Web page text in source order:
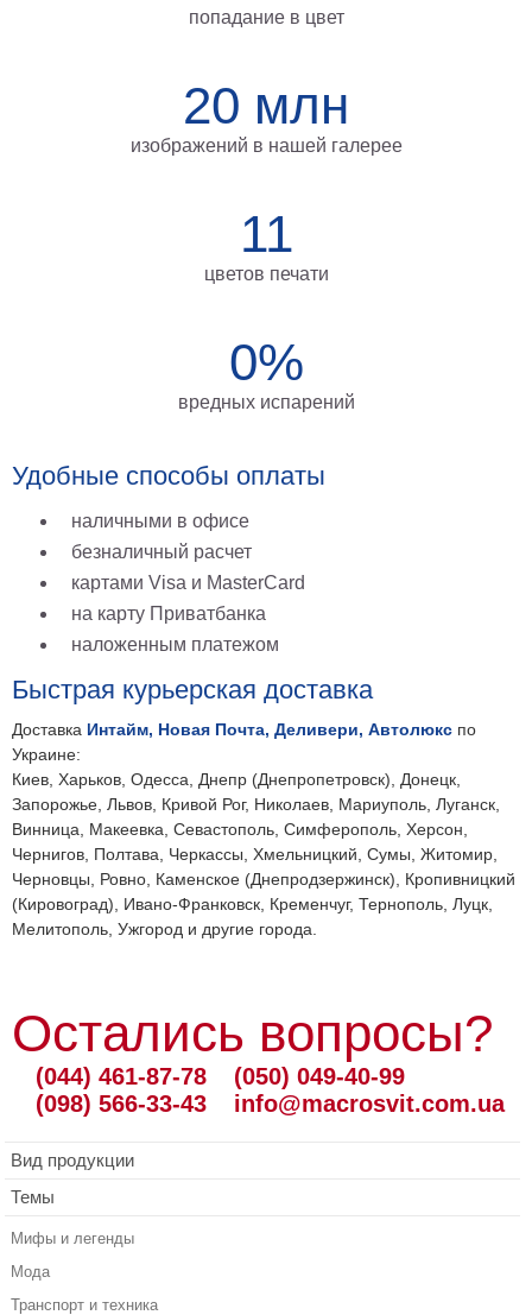
попадание в цвет
20 млн
изображений в нашей галерее
11
цветов печати
0%
вредных испарений
Удобные способы оплаты
наличными в офисе
безналичный расчет
картами Visa и MasterCard
на карту Приватбанка
наложенным платежом
Быстрая курьерская доставка
Доставка Интайм, Новая Почта, Деливери, Автолюкс по
Украине:
Киев, Харьков, Одесса, Днепр (Днепропетровск), Донецк,
Запорожье, Львов, Кривой Рог, Николаев, Мариуполь, Луганск,
Винница, Макеевка, Севастополь, Симферополь, Херсон,
Чернигов, Полтава, Черкассы, Хмельницкий, Сумы, Житомир,
Черновцы, Ровно, Каменское (Днепродзержинск), Кропивницкий
(Кировоград), Ивано-Франковск, Кременчуг, Тернополь, Луцк,
Мелитополь, Ужгород и другие города.
Остались вопросы?
(044) 461-87-78
(098) 566-33-43
(050) 049-40-99
info@macrosvit.com.ua
Вид продукции
Темы
Мифы и легенды
Мода
Транспорт и техника